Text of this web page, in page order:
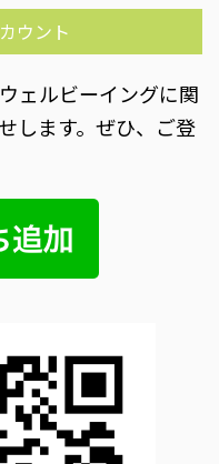
ウント
ェルビーイングに関
します。ぜひ、ご登